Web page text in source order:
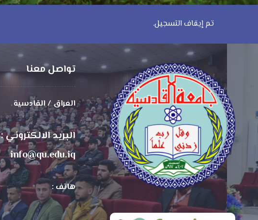
تم إيقاف التسجيل.
تواصل معنا
العراق / القادسية
البريد الالكتروني :
info@qu.edu.iq
هاتف :